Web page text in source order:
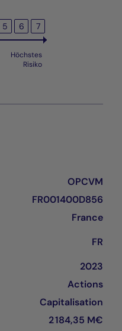
5 6 7
Höchstes
Risiko
OPCVM
FR001400D856
France
FR
2023
Actions
Capitalisation
2 184,35 M€